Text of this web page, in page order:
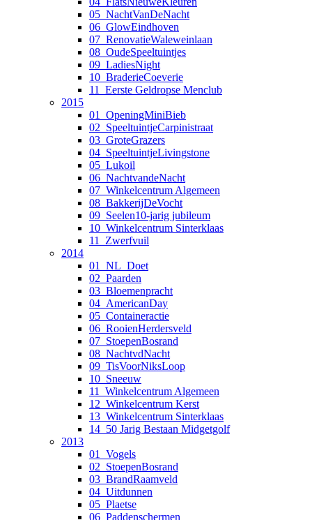
05_NachtVanDeNacht
06_GlowEindhoven
07_RenovatieWaleweinlaan
08_OudeSpeeltuintjes
09_LadiesNight
10_BraderieCoeverie
11_Eerste Geldropse Menclub
2015
01_OpeningMiniBieb
02_SpeeltuintjeCarpinistraat
03_GroteGrazers
04_SpeeltuintjeLivingstone
05_Lukoil
06_NachtvandeNacht
07_Winkelcentrum Algemeen
08_BakkerijDeVocht
09_Seelen10-jarig jubileum
10_Winkelcentrum Sinterklaas
11_Zwerfvuil
2014
01_NL_Doet
02_Paarden
03_Bloemenpracht
04_AmericanDay
05_Containeractie
06_RooienHerdersveld
07_StoepenBosrand
08_NachtvdNacht
09_TisVoorNiksLoop
10_Sneeuw
11_Winkelcentrum Algemeen
12_Winkelcentrum Kerst
13_Winkelcentrum Sinterklaas
14_50 Jarig Bestaan Midgetgolf
2013
01_Vogels
02_StoepenBosrand
03_BrandRaamveld
04_Uitdunnen
05_Plaetse
06_Paddenschermen